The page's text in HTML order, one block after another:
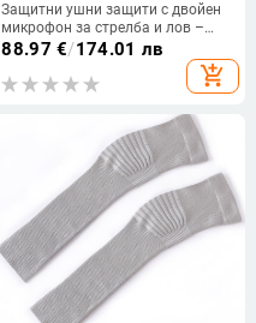
Защитни ушни защити с двойен
микрофон за стрелба и лов –
ABS, звукоизолация и
намаляване на шума, 50 дБ NR,
приложимо за стрелба, лов и
88.97 €/174.01 лв
add_shopping_cart